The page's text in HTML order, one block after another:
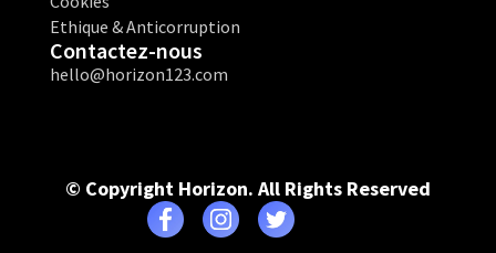
Ethique & Anticorruption
Contactez-nous
hello@horizon123.com
© Copyright Horizon. All Rights Reserved